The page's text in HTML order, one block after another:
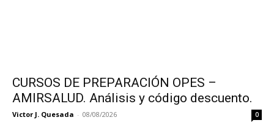
CURSOS DE PREPARACIÓN OPES –
AMIRSALUD. Análisis y código descuento.
Victor J. Quesada - 08/08/2026 0